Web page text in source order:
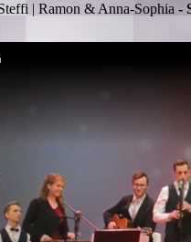
| Ramon & Anna-Sophia -